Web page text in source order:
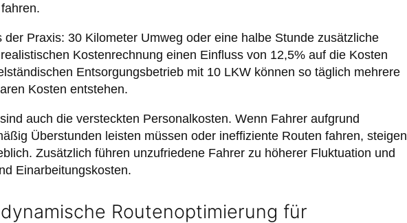
der Praxis: 30 Kilometer Umweg oder eine halbe Stunde zusätzliche
Kostenrechnung einen Einfluss von 12,5% auf die Kosten
Entsorgungsbetrieb mit 10 LKW können so täglich mehrere
Kosten entstehen.
auch die versteckten Personalkosten. Wenn Fahrer aufgrund
Überstunden leisten müssen oder ineffiziente Routen fahren, steigen
Zusätzlich führen unzufriedene Fahrer zu höherer Fluktuation und
Einarbeitungskosten.
Routenoptimierung für